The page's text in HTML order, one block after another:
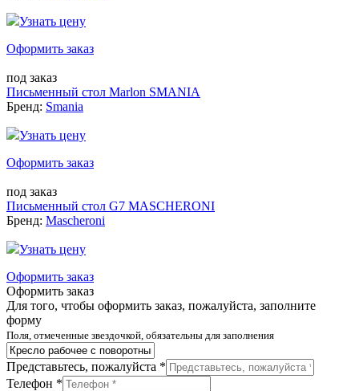
Узнать цену
Оформить заказ
под заказ
Письменный стол Marlon SMANIA
Бренд: Smania
Узнать цену
Оформить заказ
под заказ
Письменный стол G7 MASCHERONI
Бренд: Mascheroni
Узнать цену
Оформить заказ
Оформить заказ
Для того, чтобы оформить заказ, пожалуйста, заполните
форму
Поля, отмеченные звездочкой, обязательны для заполнения
Представьтесь, пожалуйста *
Телефон *